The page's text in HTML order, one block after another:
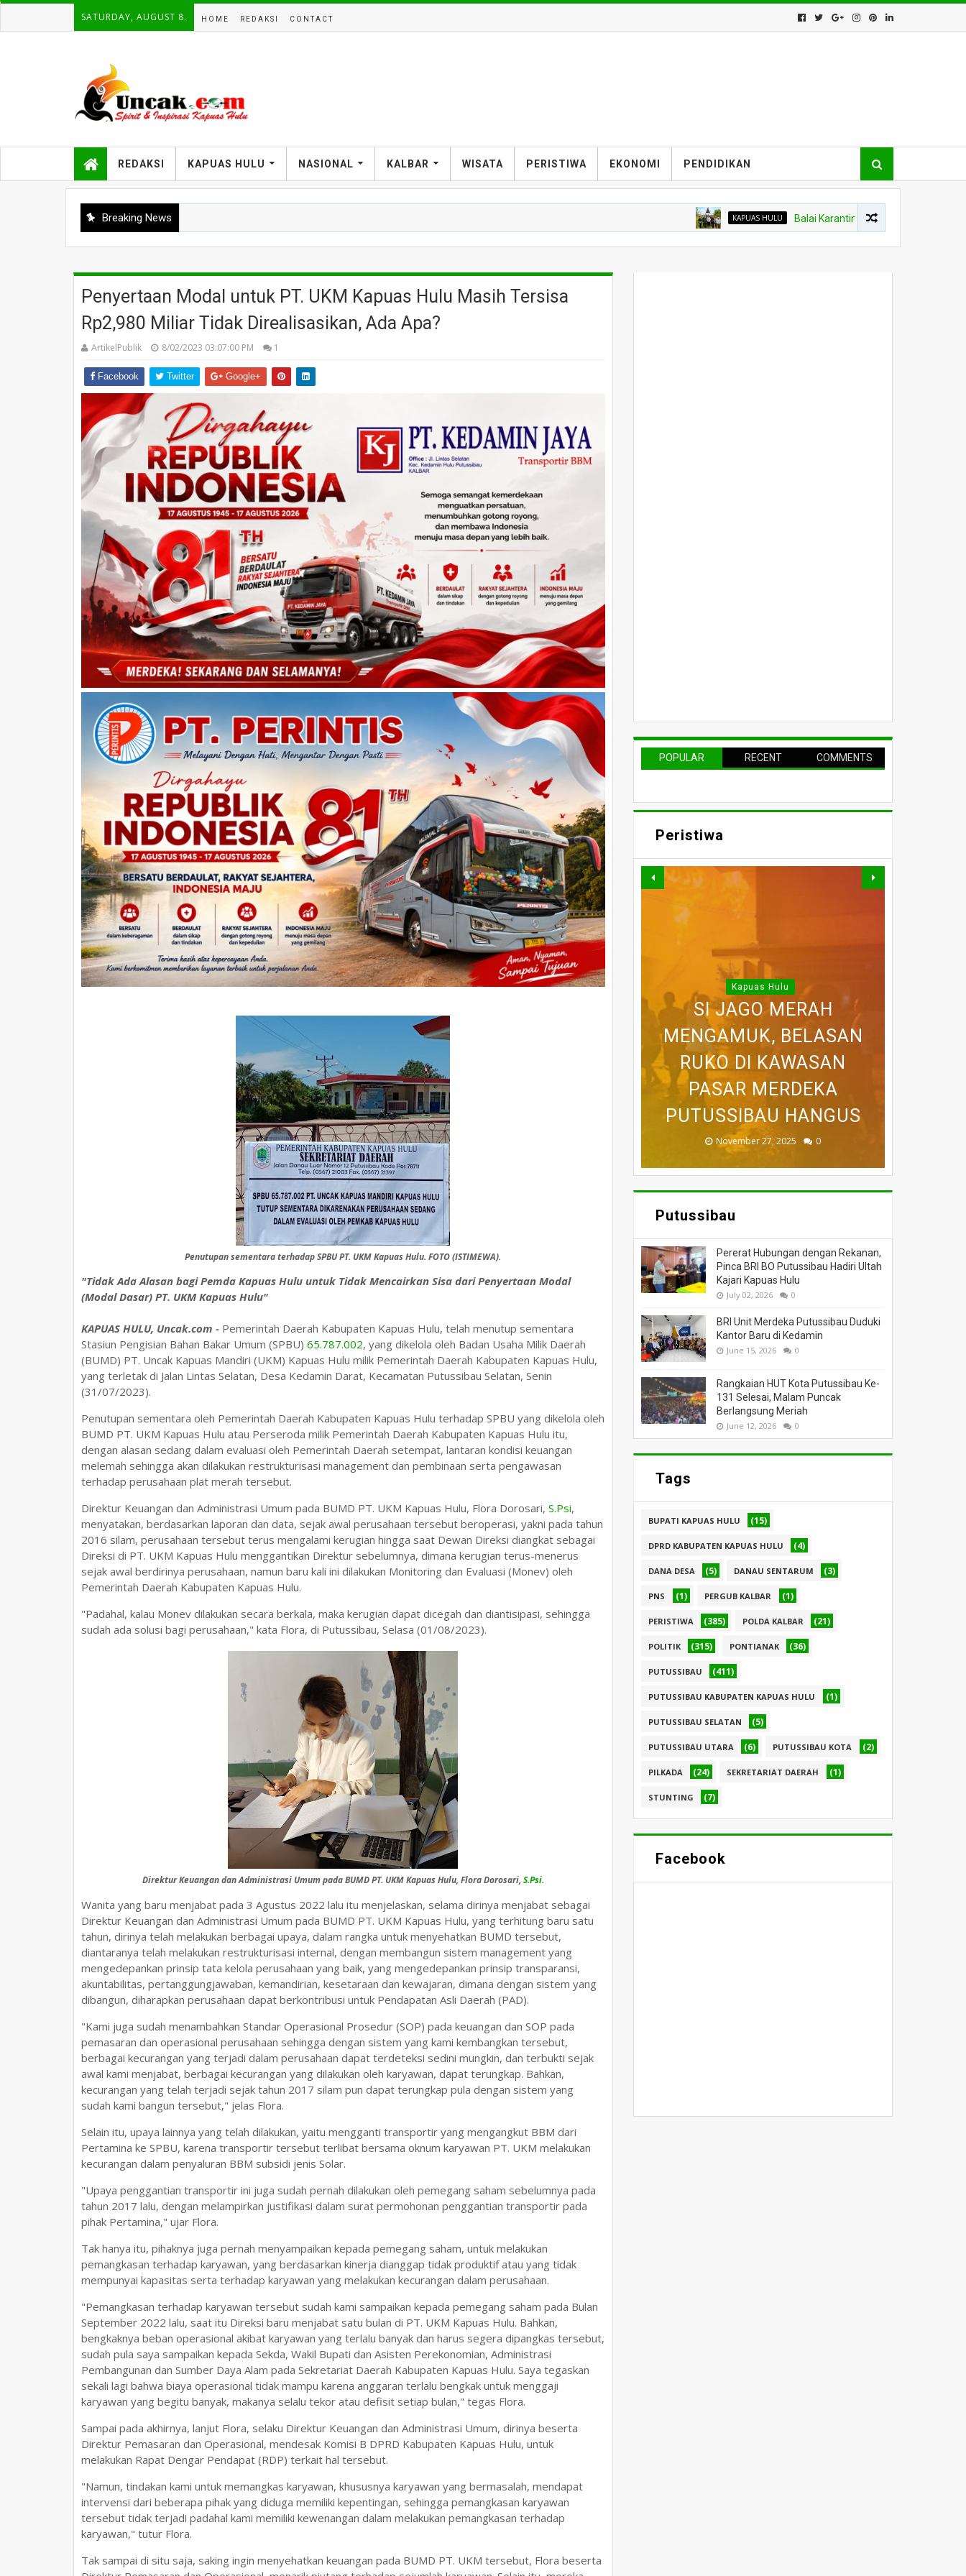
SATURDAY, AUGUST 8. HOME REDAKSI CONTACT
REDAKSI KAPUAS HULU NASIONAL KALBAR WISATA PERISTIWA EKONOMI PENDIDIKAN
Breaking News KAPUAS HULU Balai Karantina Kalbar Tinjau Jalur Tidak Resmi
Penyertaan Modal untuk PT. UKM Kapuas Hulu Masih Tersisa
Rp2,980 Miliar Tidak Direalisasikan, Ada Apa?
ArtikelPublik 8/02/2023 03:07:00 PM 1
Facebook Twitter Google+
Penutupan sementara terhadap SPBU PT. UKM Kapuas Hulu. FOTO (ISTIMEWA).
"Tidak Ada Alasan bagi Pemda Kapuas Hulu untuk Tidak Mencairkan Sisa dari Penyertaan Modal
(Modal Dasar) PT. UKM Kapuas Hulu"
KAPUAS HULU, Uncak.com - Pemerintah Daerah Kabupaten Kapuas Hulu, telah menutup sementara
Stasiun Pengisian Bahan Bakar Umum (SPBU) 65.787.002, yang dikelola oleh Badan Usaha Milik Daerah
(BUMD) PT. Uncak Kapuas Mandiri (UKM) Kapuas Hulu milik Pemerintah Daerah Kabupaten Kapuas Hulu,
yang terletak di Jalan Lintas Selatan, Desa Kedamin Darat, Kecamatan Putussibau Selatan, Senin
(31/07/2023).
Penutupan sementara oleh Pemerintah Daerah Kabupaten Kapuas Hulu terhadap SPBU yang dikelola oleh
BUMD PT. UKM Kapuas Hulu atau Perseroda milik Pemerintah Daerah Kabupaten Kapuas Hulu itu,
dengan alasan sedang dalam evaluasi oleh Pemerintah Daerah setempat, lantaran kondisi keuangan
melemah sehingga akan dilakukan restrukturisasi management dan pembinaan serta pengawasan
terhadap perusahaan plat merah tersebut.
Direktur Keuangan dan Administrasi Umum pada BUMD PT. UKM Kapuas Hulu, Flora Dorosari, S.Psi,
menyatakan, berdasarkan laporan dan data, sejak awal perusahaan tersebut beroperasi, yakni pada tahun
2016 silam, perusahaan tersebut terus mengalami kerugian hingga saat Dewan Direksi diangkat sebagai
Direksi di PT. UKM Kapuas Hulu menggantikan Direktur sebelumnya, dimana kerugian terus-menerus
sejak awal berdirinya perusahaan, namun baru kali ini dilakukan Monitoring dan Evaluasi (Monev) oleh
Pemerintah Daerah Kabupaten Kapuas Hulu.
"Padahal, kalau Monev dilakukan secara berkala, maka kerugian dapat dicegah dan diantisipasi, sehingga
sudah ada solusi bagi perusahaan," kata Flora, di Putussibau, Selasa (01/08/2023).
Direktur Keuangan dan Administrasi Umum pada BUMD PT. UKM Kapuas Hulu, Flora Dorosari, S.Psi.
Wanita yang baru menjabat pada 3 Agustus 2022 lalu itu menjelaskan, selama dirinya menjabat sebagai
Direktur Keuangan dan Administrasi Umum pada BUMD PT. UKM Kapuas Hulu, yang terhitung baru satu
tahun, dirinya telah melakukan berbagai upaya, dalam rangka untuk menyehatkan BUMD tersebut,
diantaranya telah melakukan restrukturisasi internal, dengan membangun sistem management yang
mengedepankan prinsip tata kelola perusahaan yang baik, yang mengedepankan prinsip transparansi,
akuntabilitas, pertanggungjawaban, kemandirian, kesetaraan dan kewajaran, dimana dengan sistem yang
dibangun, diharapkan perusahaan dapat berkontribusi untuk Pendapatan Asli Daerah (PAD).
"Kami juga sudah menambahkan Standar Operasional Prosedur (SOP) pada keuangan dan SOP pada
pemasaran dan operasional perusahaan sehingga dengan sistem yang kami kembangkan tersebut,
berbagai kecurangan yang terjadi dalam perusahaan dapat terdeteksi sedini mungkin, dan terbukti sejak
awal kami menjabat, berbagai kecurangan yang dilakukan oleh karyawan, dapat terungkap. Bahkan,
kecurangan yang telah terjadi sejak tahun 2017 silam pun dapat terungkap pula dengan sistem yang
sudah kami bangun tersebut," jelas Flora.
Selain itu, upaya lainnya yang telah dilakukan, yaitu mengganti transportir yang mengangkut BBM dari
Pertamina ke SPBU, karena transportir tersebut terlibat bersama oknum karyawan PT. UKM melakukan
kecurangan dalam penyaluran BBM subsidi jenis Solar.
"Upaya penggantian transportir ini juga sudah pernah dilakukan oleh pemegang saham sebelumnya pada
tahun 2017 lalu, dengan melampirkan justifikasi dalam surat permohonan penggantian transportir pada
pihak Pertamina," ujar Flora.
Tak hanya itu, pihaknya juga pernah menyampaikan kepada pemegang saham, untuk melakukan
pemangkasan terhadap karyawan, yang berdasarkan kinerja dianggap tidak produktif atau yang tidak
mempunyai kapasitas serta terhadap karyawan yang melakukan kecurangan dalam perusahaan.
"Pemangkasan terhadap karyawan tersebut sudah kami sampaikan kepada pemegang saham pada Bulan
September 2022 lalu, saat itu Direksi baru menjabat satu bulan di PT. UKM Kapuas Hulu. Bahkan,
bengkaknya beban operasional akibat karyawan yang terlalu banyak dan harus segera dipangkas tersebut,
sudah pula saya sampaikan kepada Sekda, Wakil Bupati dan Asisten Perekonomian, Administrasi
Pembangunan dan Sumber Daya Alam pada Sekretariat Daerah Kabupaten Kapuas Hulu. Saya tegaskan
sekali lagi bahwa biaya operasional tidak mampu karena anggaran terlalu bengkak untuk menggaji
karyawan yang begitu banyak, makanya selalu tekor atau defisit setiap bulan," tegas Flora.
Sampai pada akhirnya, lanjut Flora, selaku Direktur Keuangan dan Administrasi Umum, dirinya beserta
Direktur Pemasaran dan Operasional, mendesak Komisi B DPRD Kabupaten Kapuas Hulu, untuk
melakukan Rapat Dengar Pendapat (RDP) terkait hal tersebut.
"Namun, tindakan kami untuk memangkas karyawan, khususnya karyawan yang bermasalah, mendapat
intervensi dari beberapa pihak yang diduga memiliki kepentingan, sehingga pemangkasan karyawan
tersebut tidak terjadi padahal kami memiliki kewenangan dalam melakukan pemangkasan terhadap
karyawan," tutur Flora.
Tak sampai di situ saja, saking ingin menyehatkan keuangan pada BUMD PT. UKM tersebut, Flora beserta
POPULAR RECENT COMMENTS
Peristiwa
WARGA DESA SEI AJUNG
YANG DILAPORKAN
HILANG SAAT
MEMANCING
DITEMUKAN MENINGGAL
DUNIA
July 05, 2026 0
Kapuas Hulu
SI JAGO MERAH
MENGAMUK, BELASAN
RUKO DI KAWASAN
PASAR MERDEKA
PUTUSSIBAU HANGUS
November 27, 2025 0
PEDULI KORBAN
KEBAKARAN, KORAMIL
BADAU BERI BANTUAN
March 26, 2025 0
BELASAN TOKO PAKAIAN
DI PUTUSSIBAU LUDES
DILALAP API
March 13, 2025 0
SEMPAT SEKARAT, H
AKHIRNYA TEWAS
SETELAH 'DIHAKIMI'
MASSA
February 18, 2025 0
Putussibau
Pererat Hubungan dengan Rekanan,
Pinca BRI BO Putussibau Hadiri Ultah
Kajari Kapuas Hulu
July 02, 2026 0
BRI Unit Merdeka Putussibau Duduki
Kantor Baru di Kedamin
June 15, 2026 0
Rangkaian HUT Kota Putussibau Ke-
131 Selesai, Malam Puncak
Berlangsung Meriah
June 12, 2026 0
Tags
BUPATI KAPUAS HULU (15)
DPRD KABUPATEN KAPUAS HULU (4)
DANA DESA (5) DANAU SENTARUM (3)
PNS (1) PERGUB KALBAR (1)
PERISTIWA (385) POLDA KALBAR (21)
POLITIK (315) PONTIANAK (36)
PUTUSSIBAU (411)
PUTUSSIBAU KABUPATEN KAPUAS HULU (1)
PUTUSSIBAU SELATAN (5)
PUTUSSIBAU UTARA (6) PUTUSSIBAU KOTA (2)
PILKADA (24) SEKRETARIAT DAERAH (1)
STUNTING (7)
Facebook